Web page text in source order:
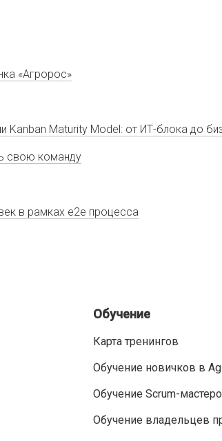
«Агророс»
Kanban Maturity Model: от ИТ-блока до
свою команду
в рамках е2е процеccа
Обучение
Карта тренингов
Обучение новичков в
Обучение Scrum-
Обучение владельцев